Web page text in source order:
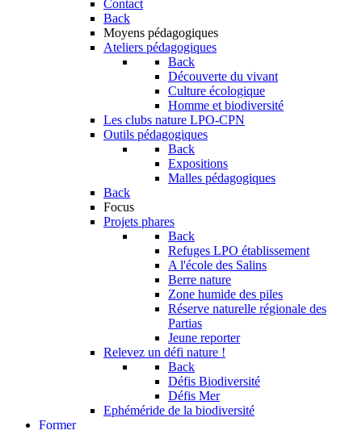
Contact
Back
Moyens pédagogiques
Ateliers pédagogiques
Back
Découverte du vivant
Culture écologique
Homme et biodiversité
Les clubs nature LPO-CPN
Outils pédagogiques
Back
Expositions
Malles pédagogiques
Back
Focus
Projets phares
Back
Refuges LPO établissement
A l'école des Salins
Berre nature
Zone humide des piles
Réserve naturelle régionale des
Partias
Jeune reporter
Relevez un défi nature !
Back
Défis Biodiversité
Défis Mer
Ephéméride de la biodiversité
Former